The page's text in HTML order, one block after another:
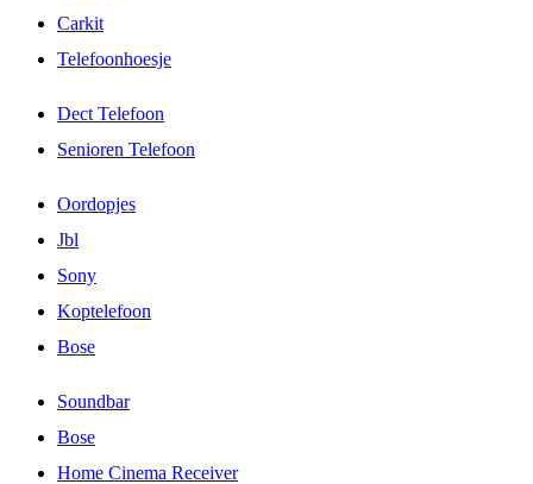
Carkit
Telefoonhoesje
Dect Telefoon
Senioren Telefoon
Oordopjes
Jbl
Sony
Koptelefoon
Bose
Soundbar
Bose
Home Cinema Receiver